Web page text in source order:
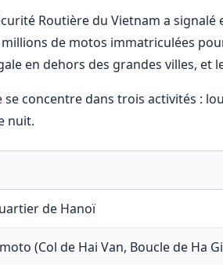
Routière du Vietnam a
de motos immatriculées
en dehors des grandes villes,
se concentre dans trois activités :
nuit.
de Hanoï
(Col de Hai Van, Boucle de Ha